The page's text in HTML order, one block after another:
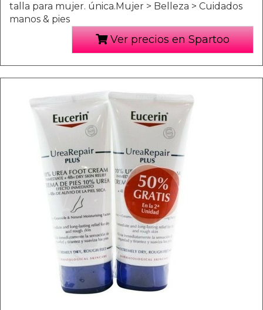
talla para mujer. única.Mujer > Belleza > Cuidados
manos & pies
Ver precios en Spartoo